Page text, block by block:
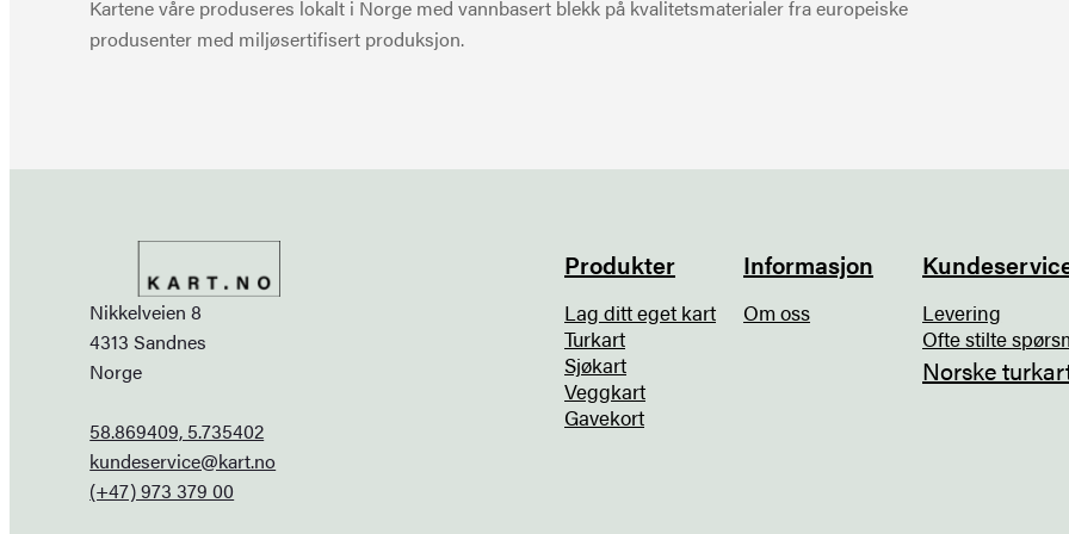
Kartene våre produseres lokalt i Norge med vannbasert blekk på kvalitetsmaterialer fra europeiske
produsenter med miljøsertifisert produksjon.
Nikkelveien 8
4313 Sandnes
Norge
58.869409, 5.735402
kundeservice@kart.no
(+47) 973 379 00
Produkter
Lag ditt eget kart
Turkart
Sjøkart
Veggkart
Gavekort
Informasjon
Om oss
Levering
Ofte stilte
Norske